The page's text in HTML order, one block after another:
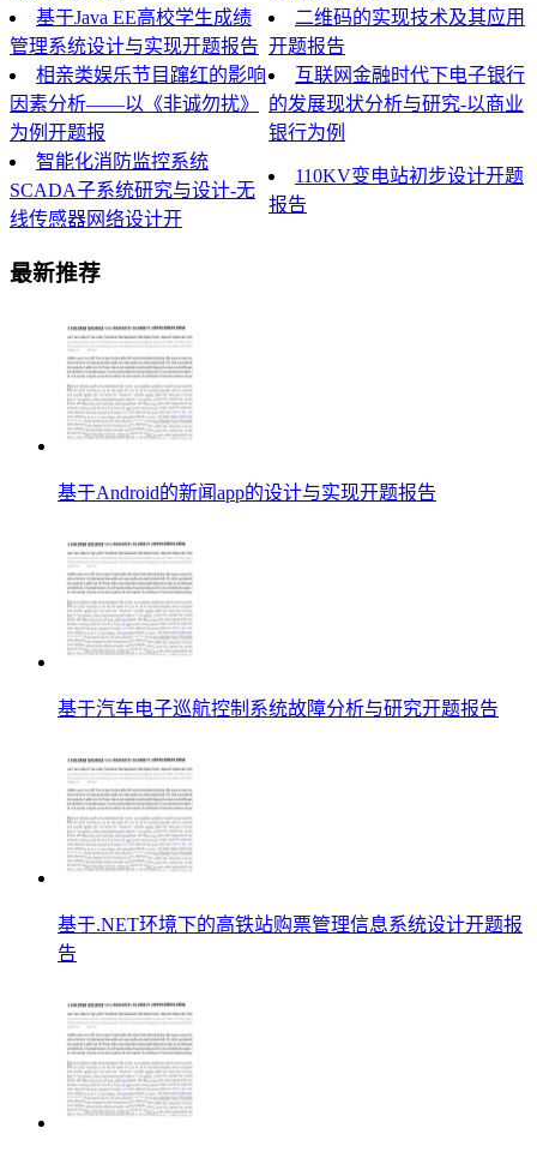
基于Java EE高校学生成绩
管理系统设计与实现开题报告
二维码的实现技术及其应用
开题报告
相亲类娱乐节目蹿红的影响
因素分析——以《非诚勿扰》
为例开题报
互联网金融时代下电子银行
的发展现状分析与研究-以商业
银行为例
智能化消防监控系统
SCADA子系统研究与设计-无
线传感器网络设计开
110KV变电站初步设计开题
报告
最新推荐
基于Android的新闻app的设计与实现开题报告
基于汽车电子巡航控制系统故障分析与研究开题报告
基于.NET环境下的高铁站购票管理信息系统设计开题报
告